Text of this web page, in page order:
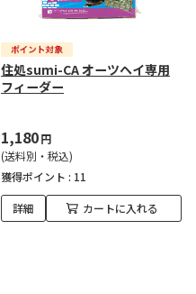
住処sumi-CA オーツヘイ専用
フィーダー
1,180円
(送料別・税込)
獲得ポイント : 11
詳細 カートに入れる